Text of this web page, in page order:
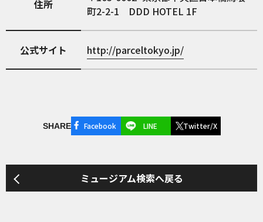
住所
町2-2-1 DDD HOTEL 1F
公式サイト http://parceltokyo.jp/
SHARE Facebook LINE Twitter/X
ミュージアム検索へ戻る